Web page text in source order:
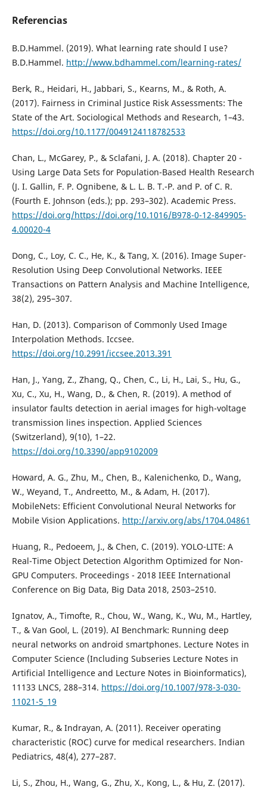
Referencias
B.D.Hammel. (2019). What learning rate should I use?
B.D.Hammel. http://www.bdhammel.com/learning-rates/
Berk, R., Heidari, H., Jabbari, S., Kearns, M., & Roth, A.
(2017). Fairness in Criminal Justice Risk Assessments: The
State of the Art. Sociological Methods and Research, 1–43.
https://doi.org/10.1177/0049124118782533
Chan, L., McGarey, P., & Sclafani, J. A. (2018). Chapter 20 -
Using Large Data Sets for Population-Based Health Research
(J. I. Gallin, F. P. Ognibene, & L. L. B. T.-P. and P. of C. R.
(Fourth E. Johnson (eds.); pp. 293–302). Academic Press.
https://doi.org/https://doi.org/10.1016/B978-0-12-849905-
4.00020-4
Dong, C., Loy, C. C., He, K., & Tang, X. (2016). Image Super-
Resolution Using Deep Convolutional Networks. IEEE
Transactions on Pattern Analysis and Machine Intelligence,
38(2), 295–307.
Han, D. (2013). Comparison of Commonly Used Image
Interpolation Methods. Iccsee.
https://doi.org/10.2991/iccsee.2013.391
Han, J., Yang, Z., Zhang, Q., Chen, C., Li, H., Lai, S., Hu, G.,
Xu, C., Xu, H., Wang, D., & Chen, R. (2019). A method of
insulator faults detection in aerial images for high-voltage
transmission lines inspection. Applied Sciences
(Switzerland), 9(10), 1–22.
https://doi.org/10.3390/app9102009
Howard, A. G., Zhu, M., Chen, B., Kalenichenko, D., Wang,
W., Weyand, T., Andreetto, M., & Adam, H. (2017).
MobileNets: Efficient Convolutional Neural Networks for
Mobile Vision Applications. http://arxiv.org/abs/1704.04861
Huang, R., Pedoeem, J., & Chen, C. (2019). YOLO-LITE: A
Real-Time Object Detection Algorithm Optimized for Non-
GPU Computers. Proceedings - 2018 IEEE International
Conference on Big Data, Big Data 2018, 2503–2510.
Ignatov, A., Timofte, R., Chou, W., Wang, K., Wu, M., Hartley,
T., & Van Gool, L. (2019). AI Benchmark: Running deep
neural networks on android smartphones. Lecture Notes in
Computer Science (Including Subseries Lecture Notes in
Artificial Intelligence and Lecture Notes in Bioinformatics),
11133 LNCS, 288–314. https://doi.org/10.1007/978-3-030-
11021-5_19
Kumar, R., & Indrayan, A. (2011). Receiver operating
characteristic (ROC) curve for medical researchers. Indian
Pediatrics, 48(4), 277–287.
Li, S., Zhou, H., Wang, G., Zhu, X., Kong, L., & Hu, Z. (2017).